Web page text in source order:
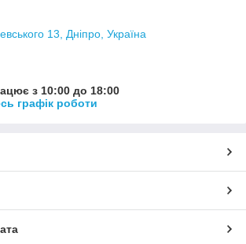
13, Дніпро, Україна
з 10:00 до 18:00
графік роботи